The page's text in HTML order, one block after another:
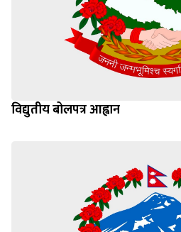
विद्युतीय बोलपत्र आह्वान